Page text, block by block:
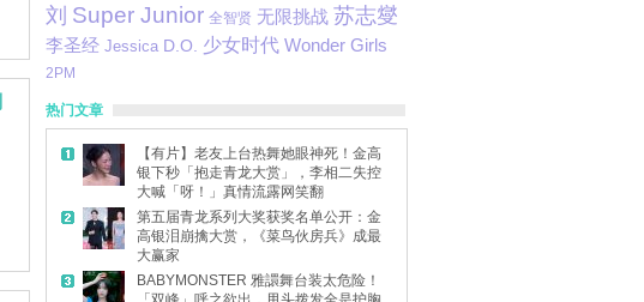
刘 Super Junior 全智贤 无限挑战 苏志燮
李圣经 Jessica D.O. 少女时代 Wonder Girls
2PM
热门文章
【有片】老友上台热舞她眼神死！金高
银下秒「抱走青龙大赏」，李相二失控
大喊「呀！」真情流露网笑翻
第五届青龙系列大奖获奖名单公开：金
高银泪崩擒大赏，《菜鸟伙房兵》成最
大赢家
BABYMONSTER 雅譞舞台装太危险！